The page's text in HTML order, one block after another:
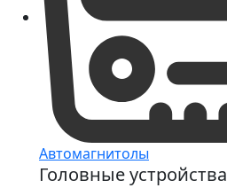
Автомагнитолы
Головные устройства